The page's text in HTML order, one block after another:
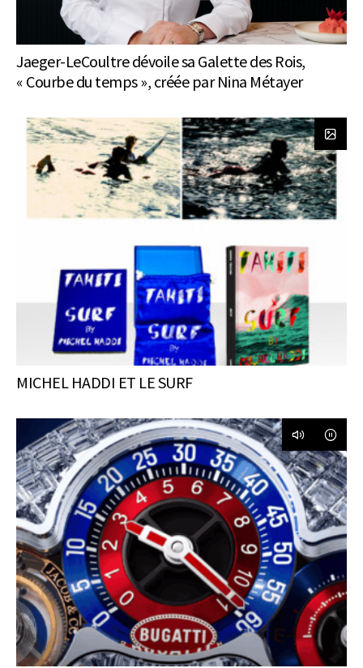
Jaeger-LeCoultre dévoile sa Galette des Rois,
« Courbe du temps », créée par Nina Métayer
MICHEL HADDI ET LE SURF